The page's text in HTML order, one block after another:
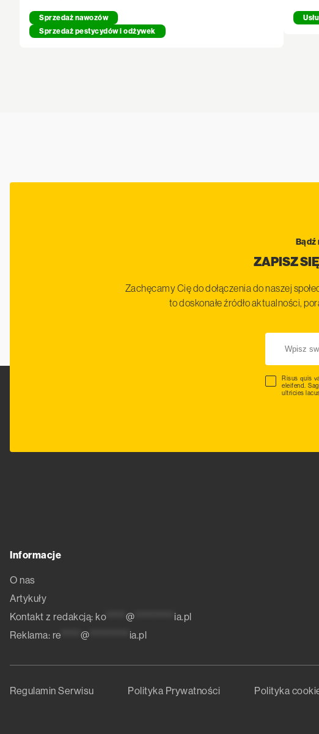
Sprzedaż nawozów
Sprzedaż pestycydów i odżywek
Bądź
ZAPISZ
Zachęcamy Cię do dołączenia do naszej
to doskonałe źródło aktualności,
Risus quis
eleifend.
ultricies
Informacje
O nas
Artykuły
Kontakt z redakcją: ko***** @
ia.pl
Reklama: re @ ia.pl
Regulamin Serwisu Polityka Prywatności Polityka